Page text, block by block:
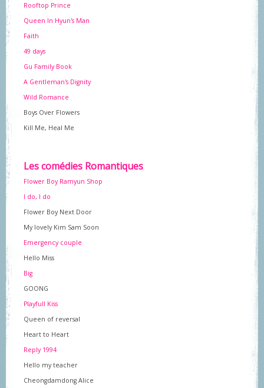
Rooftop Prince
Queen In Hyun's Man
Faith
49 days
Gu Family Book
A Gentleman's Dignity
Wild Romance
Boys Over Flowers
Kill Me, Heal Me
Les comédies Romantiques
Flower Boy Ramyun Shop
I do, I do
Flower Boy Next Door
My lovely Kim Sam Soon
Emergency couple
Hello Miss
Big
GOONG
Playfull Kiss
Queen of reversal
Heart to Heart
Reply 1994
Hello my teacher
Cheongdamdong Alice